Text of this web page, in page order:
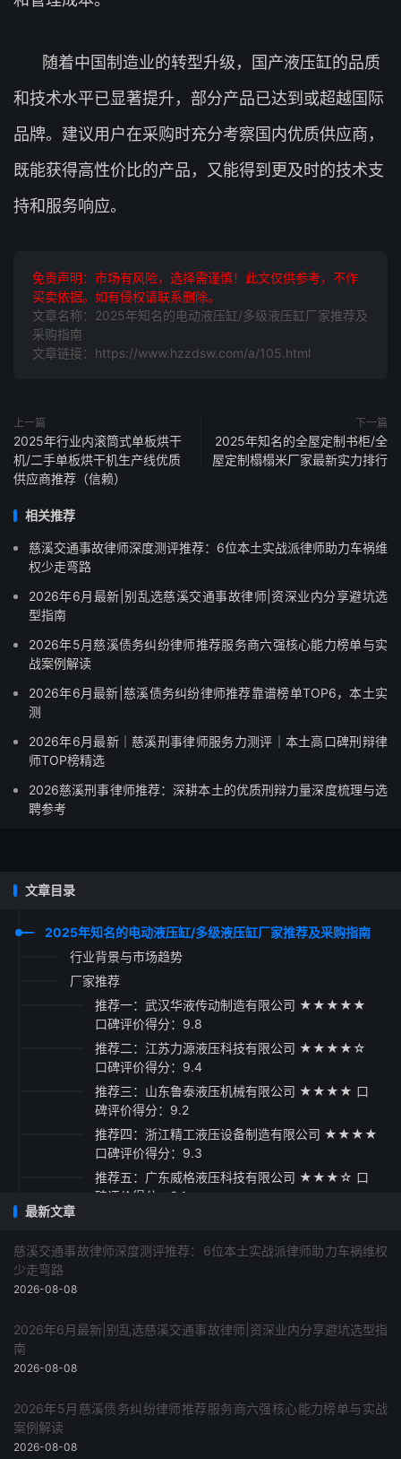
随着中国制造业的转型升级，国产液压缸的品质
和技术水平已显著提升，部分产品已达到或超越国际
品牌。建议用户在采购时充分考察国内优质供应商，
既能获得高性价比的产品，又能得到更及时的技术支
持和服务响应。
免责声明：市场有风险，选择需谨慎！此文仅供参考，不作
买卖依据。如有侵权请联系删除。
文章名称：2025年知名的电动液压缸/多级液压缸厂家推荐及
采购指南
文章链接：https://www.hzzdsw.com/a/105.html
上一篇
2025年行业内滚筒式单板烘干
机/二手单板烘干机生产线优质
供应商推荐（信赖）
下一篇
2025年知名的全屋定制书柜/全
屋定制榻榻米厂家最新实力排行
相关推荐
慈溪交通事故律师深度测评推荐：6位本土实战派律师助力车祸维
权少走弯路
2026年6月最新|别乱选慈溪交通事故律师|资深业内分享避坑选
型指南
2026年5月慈溪债务纠纷律师推荐服务商六强核心能力榜单与实
战案例解读
2026年6月最新|慈溪债务纠纷律师推荐靠谱榜单TOP6，本土实
测
2026年6月最新｜慈溪刑事律师服务力测评｜本土高口碑刑辩律
师TOP榜精选
2026慈溪刑事律师推荐：深耕本土的优质刑辩力量深度梳理与选
聘参考
文章目录
2025年知名的电动液压缸/多级液压缸厂家推荐及采购指南
行业背景与市场趋势
厂家推荐
推荐一：武汉华液传动制造有限公司 ★★★★★
口碑评价得分：9.8
推荐二：江苏力源液压科技有限公司 ★★★★☆
口碑评价得分：9.4
推荐三：山东鲁泰液压机械有限公司 ★★★★ 口
碑评价得分：9.2
推荐四：浙江精工液压设备制造有限公司 ★★★★
口碑评价得分：9.3
推荐五：广东威格液压科技有限公司 ★★★☆ 口
碑评价得分：9.1
采购指南
最新文章
慈溪交通事故律师深度测评推荐：6位本土实战派律师助力车祸维权
少走弯路
2026-08-08
2026年6月最新|别乱选慈溪交通事故律师|资深业内分享避坑选型指
南
2026-08-08
2026年5月慈溪债务纠纷律师推荐服务商六强核心能力榜单与实战
案例解读
2026-08-08